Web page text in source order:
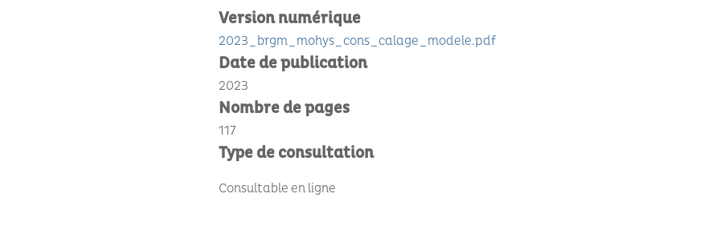
Version numérique
2023_brgm_mohys_cons_calage_modele.pdf
Date de publication
2023
Nombre de pages
117
Type de consultation
Consultable en ligne